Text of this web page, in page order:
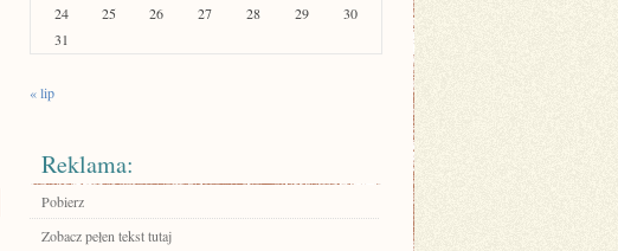
24
25 26 27 28 29
30
31
« lip
Reklama:
Pobierz
Zobacz pełen tekst tutaj